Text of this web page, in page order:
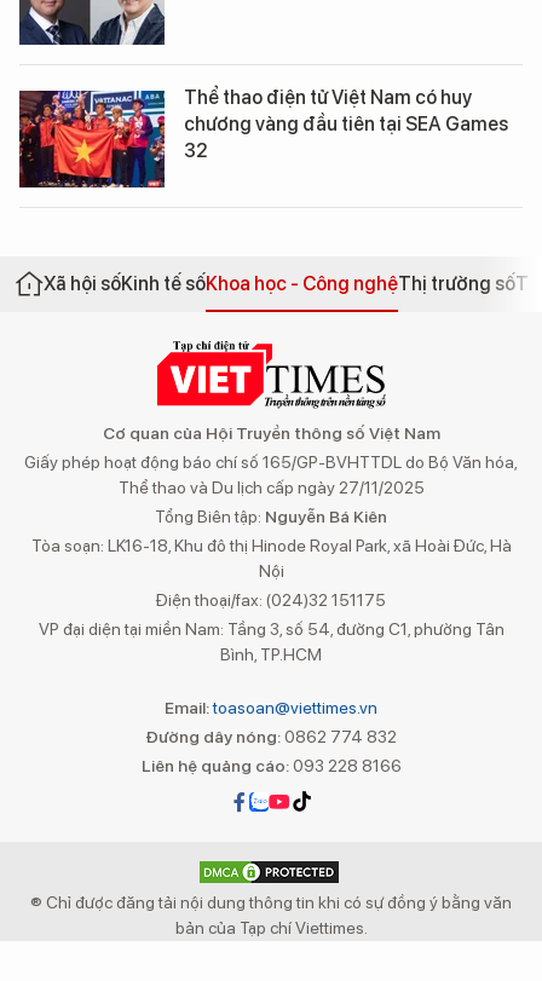
Thể thao điện tử Việt Nam có huy
chương vàng đầu tiên tại SEA Games
32
Xã hội sốKinh tế sốKhoa học - Công nghệThị trường số
Cơ quan của Hội Truyền thông số Việt Nam
Giấy phép hoạt động báo chí số 165/GP-BVHTTDL do Bộ Văn hóa,
Thể thao và Du lịch cấp ngày 27/11/2025
Tổng Biên tập: Nguyễn Bá Kiên
Tòa soạn: LK16-18, Khu đô thị Hinode Royal Park, xã Hoài Đức, Hà
Nội
Điện thoại/fax: (024)32 151175
VP đại diện tại miền Nam: Tầng 3, số 54, đường C1, phường Tân
Bình, TP.HCM
Email:toasoan@viettimes.vn
Đường dây nóng: 0862 774 832
Liên hệ quảng cáo:093 228 8166
® Chỉ được đăng tải nội dung thông tin khi có sự đồng ý bằng văn
bản của Tạp chí Viettimes.